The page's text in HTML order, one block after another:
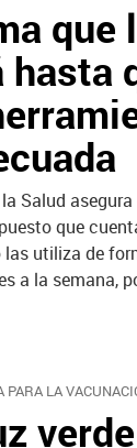
que
Salud
que
utiliza de
a la semana,
LA